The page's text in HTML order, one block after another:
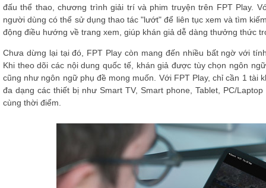
đấu thể thao, chương trình giải trí và phim truyện trên FPT Play.
người dùng có thể sử dụng thao tác "lướt" để liên tục xem và tìm
động điều hướng về trang xem, giúp khán giả dễ dàng thưởng thức
Chưa dừng lại tại đó, FPT Play còn mang đến nhiều bất ngờ với
Khi theo dõi các nội dung quốc tế, khán giả được tùy chọn ngôn
cũng như ngôn ngữ phụ đề mong muốn. Với FPT Play, chỉ cần 1
đa dạng các thiết bị như Smart TV, Smart phone, Tablet, PC/
cùng thời điểm.